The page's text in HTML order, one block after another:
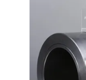
যোগাযোগ